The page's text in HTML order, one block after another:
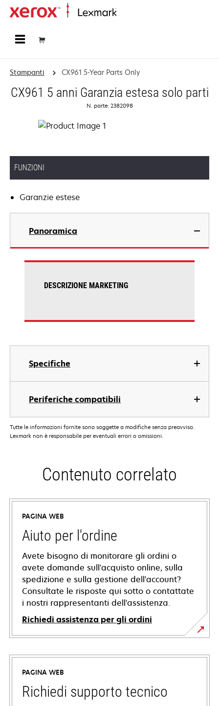
Stampanti CX961 5-Year Parts Only
CX961 5 anni Garanzia estesa solo parti
N. parte: 2382098
FUNZIONI
Garanzie estese
Panoramica
Specifiche
Periferiche compatibili
DESCRIZIONE MARKETING
Tutte le informazioni fornite sono soggette a modifiche senza preavviso.
Lexmark non è responsabile per eventuali errori o omissioni.
Contenuto correlato
PAGINA WEB
Aiuto per l'ordine
Avete bisogno di monitorare gli ordini o
avete domande sull'acquisto online, sulla
spedizione e sulla gestione dell'account?
Consultate le risposte qui sotto o contattate
i nostri rappresentanti dell'assistenza.
Richiedi assistenza per gli ordini
PAGINA WEB
Richiedi supporto tecnico